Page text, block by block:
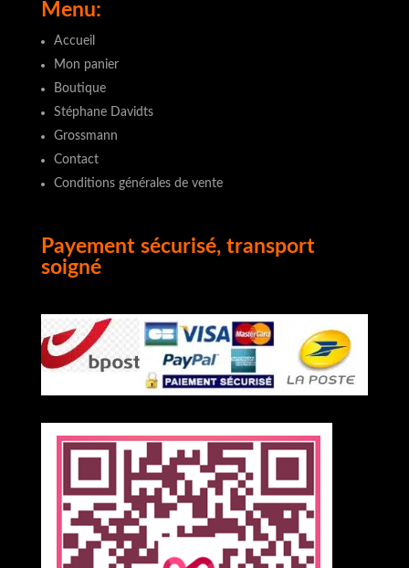
Menu:
Accueil
Mon panier
Boutique
Stéphane Davidts
Grossmann
Contact
Conditions générales de vente
Payement sécurisé, transport
soigné